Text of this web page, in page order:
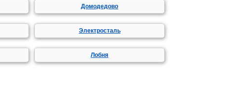
Домодедово
Электросталь
Лобня